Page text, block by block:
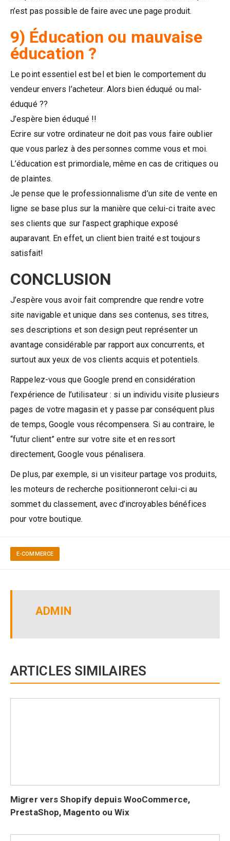
n’est pas possible de faire avec une page produit.
9) Éducation ou mauvaise
éducation ?
Le point essentiel est bel et bien le comportement du
vendeur envers l’acheteur. Alors bien éduqué ou mal-
éduqué ??
J’espère bien éduqué !!
Ecrire sur votre ordinateur ne doit pas vous faire oublier
que vous parlez à des personnes comme vous et moi.
L’éducation est primordiale, même en cas de critiques ou
de plaintes.
Je pense que le professionnalisme d’un site de vente en
ligne se base plus sur la manière que celui-ci traite avec
ses clients que sur l’aspect graphique exposé
auparavant. En effet, un client bien traité est toujours
satisfait!
CONCLUSION
J’espère vous avoir fait comprendre que rendre votre
site navigable et unique dans ses contenus, ses titres,
ses descriptions et son design peut représenter un
avantage considérable par rapport aux concurrents, et
surtout aux yeux de vos clients acquis et potentiels.
Rappelez-vous que Google prend en considération
l’expérience de l’utilisateur : si un individu visite plusieurs
pages de votre magasin et y passe par conséquent plus
de temps, Google vous récompensera. Si au contraire, le
“futur client” entre sur votre site et en ressort
directement, Google vous pénalisera.
De plus, par exemple, si un visiteur partage vos produits,
les moteurs de recherche positionneront celui-ci au
sommet du classement, avec d’incroyables bénéfices
pour votre boutique.
E-COMMERCE
ADMIN
ARTICLES SIMILAIRES
Migrer vers Shopify depuis WooCommerce,
PrestaShop, Magento ou Wix